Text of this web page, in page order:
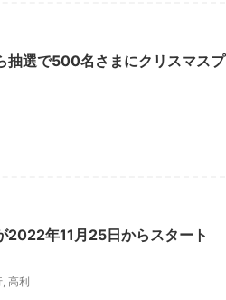
選で500名さまにクリスマスプ
2022年11月25日からスタート
, 高利